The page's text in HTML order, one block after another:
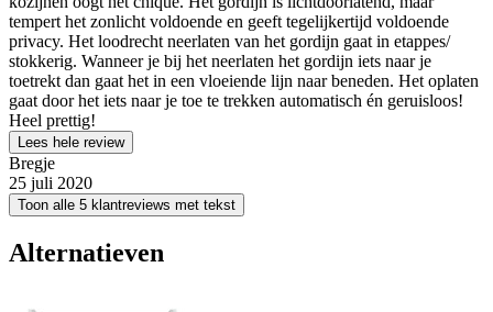
tempert het zonlicht voldoende en geeft tegelijkertijd voldoende
privacy. Het loodrecht neerlaten van het gordijn gaat in etappes/
stokkerig. Wanneer je bij het neerlaten het gordijn iets naar je
toetrekt dan gaat het in een vloeiende lijn naar beneden. Het oplaten
gaat door het iets naar je toe te trekken automatisch én geruisloos!
Heel prettig!
Lees hele review
Bregje
25 juli 2020
Toon alle 5 klantreviews met tekst
Alternatieven